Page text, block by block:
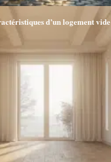
d’un logement vide